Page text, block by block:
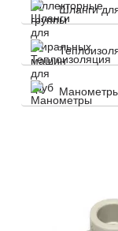
Шланги